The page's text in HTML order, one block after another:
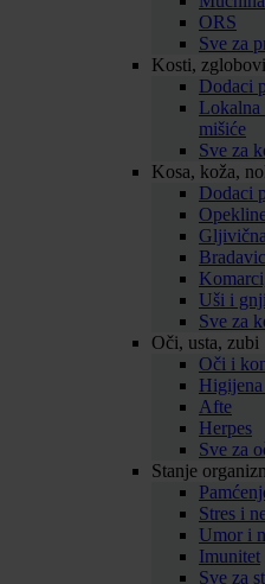
ORS
Sve za
Kosti,
Dodaci
Lokalna
mišiće
Sve za
Kosa, koža,
Dodaci
Uši i
Sve za
Oči, usta, zubi
Oči i
Afte
Herpes
Sve za
Stanje
Stres i
Umor i
Imunitet
Sve za